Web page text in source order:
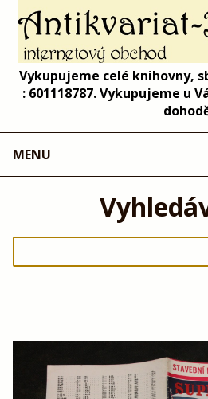
Vykupujeme celé knihovny,
: 601118787. Vykupujeme u
MENU